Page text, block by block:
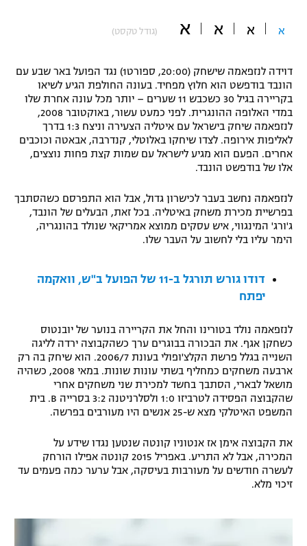
משתתפים וזוכים בפרסים
תקנון משתתפים וזוכים בפרסים
תקנון עבור פעילות אלקטרה
תקנון עבור פעילות ספורט 1 – "מרלן"
טניס
גיימינג E-Sports
תנאי שימוש
תקנון פעילות ספורט 1
רשיון להקרנה פומבית לבית עסק
הצטרפות לחבילת הערוצים
לוח דרושים – ג'ובנט
המגזין
אופניים
כדורמים
פוטבול אמריקאי NFL
בייסבול MLB
ספורט אתגרי ואקסטרים
אומנויות לחימה
א א א א (גודל טקסט)
דוידה לנזפאמה שישחק (20:00, ספורט1) נגד הפועל באר שבע עם
הונבד בודפשט הוא חלוץ מפחיד. בעונה החולפת הגיע לשיאו
בקריירה בגיל 30 כשכבש 11 שערים – יותר מכל עונה אחרת שלו
במדי האלופה ההונגרית. לפני כמעט עשור, באוקטובר 2008,
לנזפאמה שיחק בישראל עם איטליה הצעירה וניצח 1:3 בדרך
לאליפות אירופה. לצדו שיחקו באלוטלי, קנדרבה, אבאטה וכוכבים
אחרים. הפעם הוא מגיע לישראל עם שמות קצת פחות נוצצים,
אלו של בודפשט הונבד.
לנזפאמה נחשב בעבר לכישרון גדול, אבל הוא התפרסם כשהסתבך
בפרשיית מכירת משחק באיטליה. בכל זאת, הבעלים של הונבד,
ג'ורג' המינגווי, איש עסקים ממוצא אמריקאי שנולד בהונגריה,
הימר עליו בלי לחשוב על העבר שלו.
דודו גורש תורגל ב-11 של הפועל ב"ש, וואקמה
יפתח
לנזפאמה נולד בטורינו והחל את הקריירה בנוער של יובנטוס
כשחקן אגף. את הבכורה בבוגרים ערך כשהקבוצה ירדה לליגה
השנייה בגלל פרשת הקלצ'ופולי בעונת 2006/7. הוא שיחק בה רק
ארבעה משחקים כמחליף בשתי עונות שונות. במאי 2008, כשהיה
מושאל לבארי, הסתבך בחשד למכירת שני משחקים אחרי
שהקבוצה הפסידה לטרביזו 1:0 ולסלרניטנה 3:2 בסרייה B. בית
המשפט האיטלקי מצא ש-25 אנשים היו מעורבים בפרשה.
את הקבוצה אימן אז אנטוניו קונטה שנטען נגדו שידע על
המכירה, אבל לא התריע. באפריל 2015 קונטה אפילו הורחק
לעשרה חודשים על מעורבות בעיסקה, אבל ערער כמה פעמים עד
זיכוי מלא.